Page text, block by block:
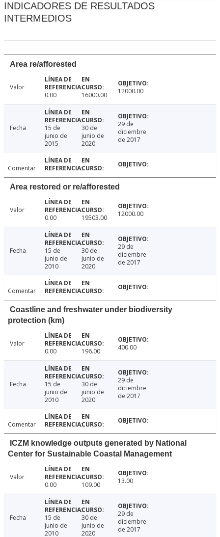
INDICADORES DE RESULTADOS
INTERMEDIOS
Area re/afforested
Valor
0.00
16000.00 12000.00
Fecha
15 de
junio de
2015
30 de
junio de
2020
29 de
diciembre
de 2017
Comentar
Area restored or re/afforested
Valor
0.00
19503.00 12000.00
Fecha
15 de
junio de
2010
30 de
junio de
2020
29 de
diciembre
de 2017
Comentar
Coastline and freshwater under biodiversity
protection (km)
Valor
0.00
196.00 400.00
Fecha
15 de
junio de
2010
30 de
junio de
2020
29 de
diciembre
de 2017
Comentar
ICZM knowledge outputs generated by National
Center for Sustainable Coastal Management
Valor
0.00
109.00 13.00
Fecha
15 de
junio de
2010
30 de
junio de
2020
29 de
diciembre
de 2017